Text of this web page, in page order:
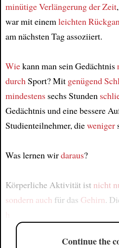
minütige Verlängerungder Zeit,
war mit einemleichten
am nächsten Tag assoziiert.
Wiekann man sein Gedächtnis
durchSport? Mit genügend
mindestenssechs Stunden
Gedächtnis und eine bessere
Studienteilnehmer, dieweniger
Was lernen wirdaraus?
Körperliche Aktivität ist nicht
sondern auch für das Gehirn.
Continue the